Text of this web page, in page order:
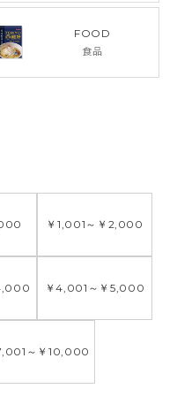
FOOD
食品
￥1,001 ～ ￥2,000
￥4,001 ～ ￥5,000
～ ￥10,000